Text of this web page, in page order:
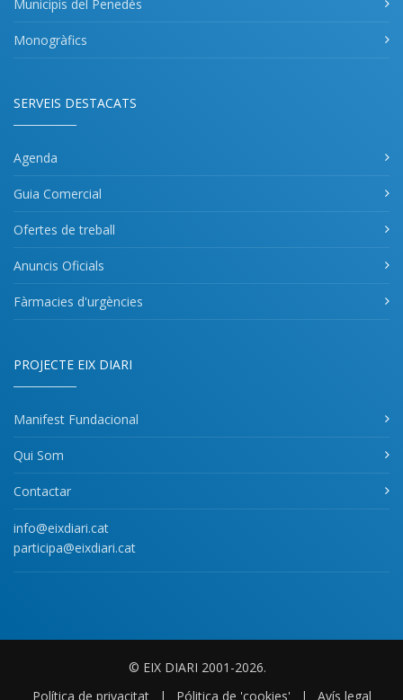
Municipis del Penedès
Monogràfics
SERVEIS DESTACATS
Agenda
Guia Comercial
Ofertes de treball
Anuncis Oficials
Fàrmacies d'urgències
PROJECTE EIX DIARI
Manifest Fundacional
Qui Som
Contactar
info@eixdiari.cat
participa@eixdiari.cat
© EIX DIARI 2001-2026.
Política de privacitat
| Pólitica de 'cookies' | Avís legal